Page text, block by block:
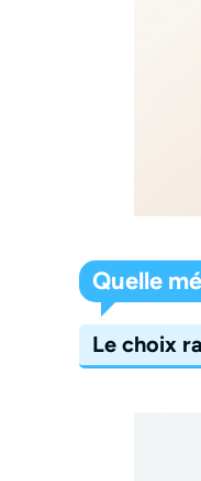
Quelle
Le choix